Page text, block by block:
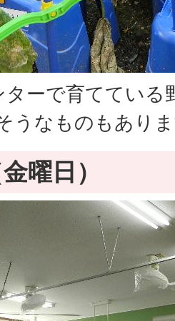
ターで育てている
うなものもあり
曜日）